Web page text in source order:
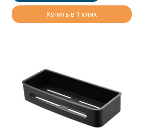
Купить в 1 клик